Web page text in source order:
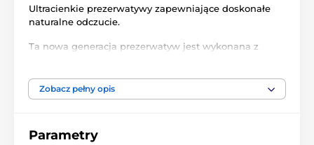
Ultracienkie prezerwatywy zapewniające doskonałe
naturalne odczucie.
Ta nowa generacja prezerwatyw jest wykonana z
udowodniono, zwiększa stymulację
Zobacz pełny opis
Parametry